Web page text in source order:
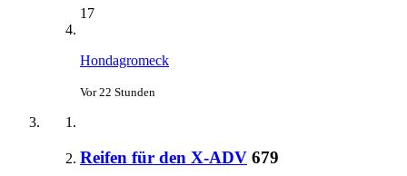
17
Hondagromeck
Vor 22 Stunden
Reifen für den X-ADV 679